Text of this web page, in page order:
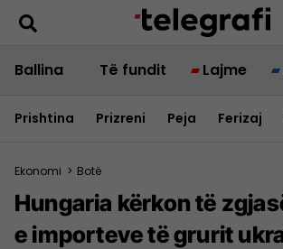
Ballina Të fundit Lajme
Prishtina Prizreni Peja Ferizaj
Ekonomi > Botë
Hungaria kërkon të
e importeve të grurit